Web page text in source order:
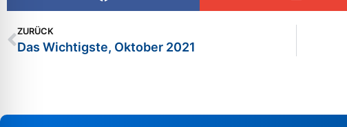
ZURÜCK
Das Wichtigste, Oktober 2021